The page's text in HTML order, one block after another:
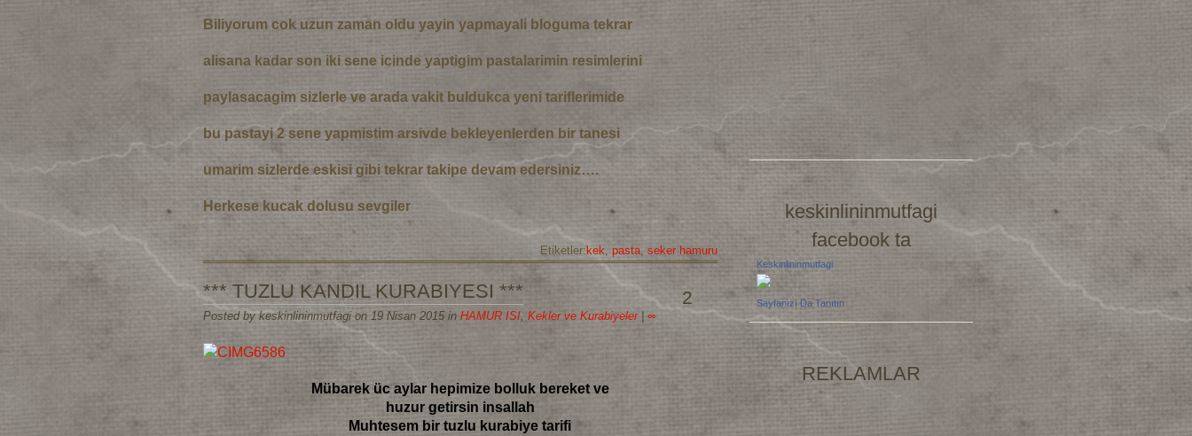
Biliyorum cok uzun zaman oldu yayin yapmayali bloguma tekrar
alisana kadar son iki sene icinde yaptigim pastalarimin resimlerini
paylasacagim sizlerle ve arada vakit buldukca yeni tariflerimide
bu pastayi 2 sene yapmistim arsivde bekleyenlerden bir tanesi
umarim sizlerde eskisi gibi tekrar takipe devam edersiniz….
Herkese kucak dolusu sevgiler
Etiketler: kek, pasta,seker hamuru
2
*** TUZLU KANDIL KURABIYESI ***
Posted by keskinlininmutfagi on 19 Nisan 2015 in HAMUR ISI, Kekler ve Kurabiyeler ∞
Mübarek üc aylar hepimize bolluk bereket ve
huzur getirsin insallah
Muhtesem bir tuzlu kurabiye tarifi
keskinlininmutfagi
facebook ta
Keskinlininmutfagi
Sayfanızı Da Tanıtın
REKLAMLAR